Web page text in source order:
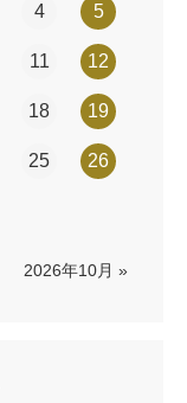
4 5
11 12
18 19
25 26
2026年10月 »